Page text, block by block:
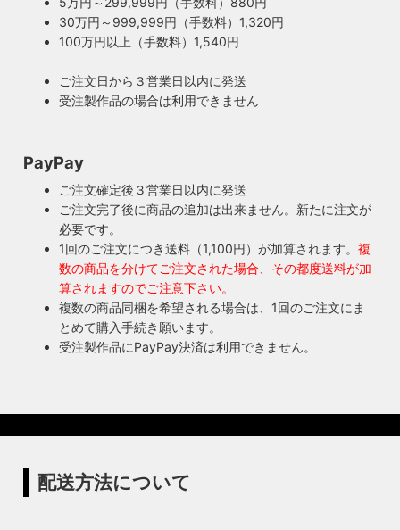
30万円～999,999円（手数料）1,320円
100万円以上（手数料）1,540円
ご注文日から３営業日以内に発送
受注製作品の場合は利用できません
PayPay
ご注文確定後３営業日以内に発送
ご注文完了後に商品の追加は出来ません。新たに注文が
必要です。
1回のご注文につき送料（1,100円）が加算されます。 複
数の商品を分けてご注文された場合、その都度送料が加
算されますのでご注意下さい。
複数の商品同梱を希望される場合は、1回のご注文にま
とめて購入手続き願います。
受注製作品にPayPay決済は利用できません。
配送方法について